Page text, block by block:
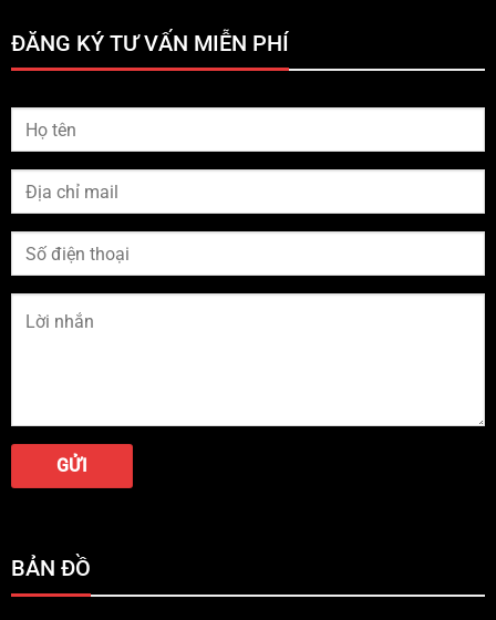
ĐĂNG KÝ TƯ VẤN MIỄN PHÍ
BẢN ĐỒ